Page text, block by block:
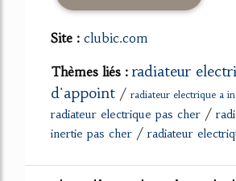
Site : clubic.com
Thèmes liés : radiateur
d'appoint / radiateur electrique a
radiateur electrique pas cher /
inertie pas cher / radiateur